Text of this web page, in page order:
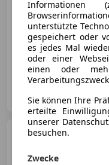
02/2021 130 400
Autohaus Linzer GmbH
AT-5023 Salzburg
unterstützte
gespeichert oder
es jedes Mal
oder einer
einen oder
Sie können Ihre
erteilte
unserer
besuchen.
Zwecke